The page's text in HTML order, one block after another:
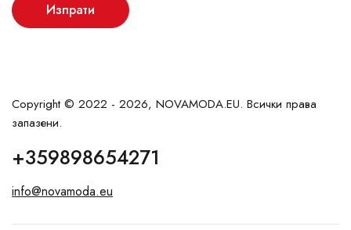
Изпрати
Copyright © 2022 - 2026, NOVAMODA.EU. Всички права
запазени.
+359898654271
info@novamoda.eu